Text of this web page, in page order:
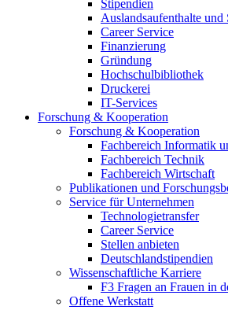
Stipendien
Auslandsaufenthalte und
Career Service
Finanzierung
Gründung
Hochschulbibliothek
Druckerei
IT-Services
Forschung & Kooperation
Forschung & Kooperation
Fachbereich Informatik
Fachbereich Technik
Fachbereich Wirtschaft
Publikationen und
Service für Unternehmen
Technologietransfer
Career Service
Stellen anbieten
Deutschlandstipendien
Wissenschaftliche Karriere
F3 Fragen an Frauen in
Offene Werkstatt